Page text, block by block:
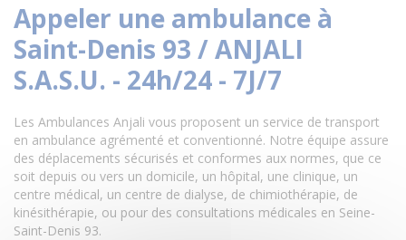
Appeler une ambulance à
Saint-Denis 93 / ANJALI
S.A.S.U. - 24h/24 - 7J/7
Les Ambulances Anjali vous proposent un service de transport
en ambulance agrémenté et conventionné. Notre équipe assure
des déplacements sécurisés et conformes aux normes, que ce
soit depuis ou vers un domicile, un hôpital, une clinique, un
centre médical, un centre de dialyse, de chimiothérapie, de
kinésithérapie, ou pour des consultations médicales en Seine-
Saint-Denis 93.